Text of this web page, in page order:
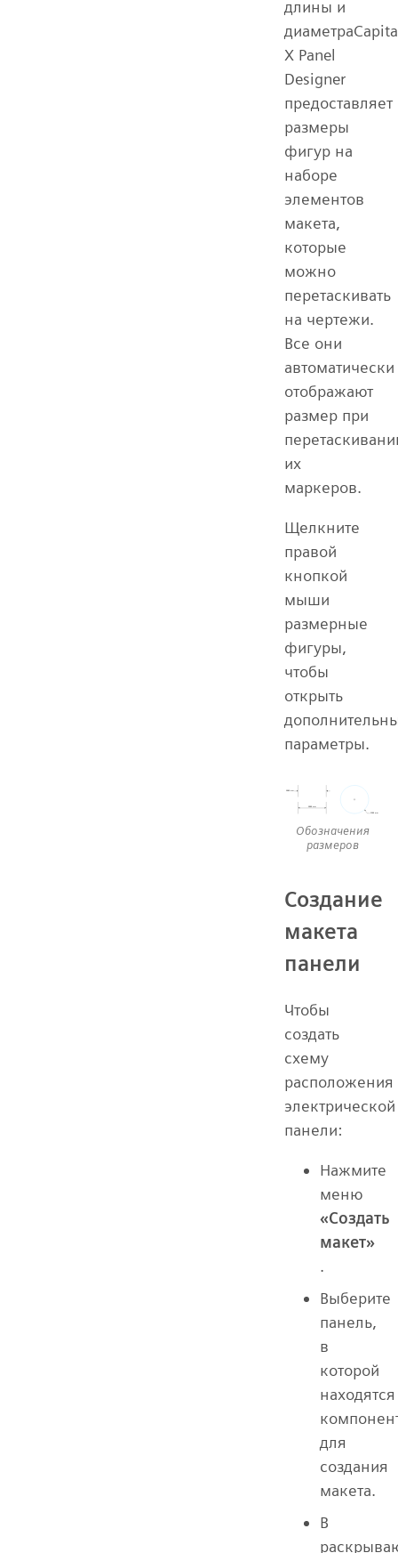
длины и
X Panel
Designer
предоставляет
размеры
фигур на
наборе
элементов
макета,
которые
можно
перетаскивать
на чертежи.
Все они
автоматически
отображают
размер при
их
маркеров.
Щелкните
правой
кнопкой
мыши
размерные
фигуры,
чтобы
открыть
параметры.
Обозначения
размеров
Создание
макета
панели
Чтобы
создать
схему
расположения
электрической
панели:
Нажмите
меню
«Создать
макет»
.
Выберите
панель,
в
которой
находятся
для
создания
макета.
В